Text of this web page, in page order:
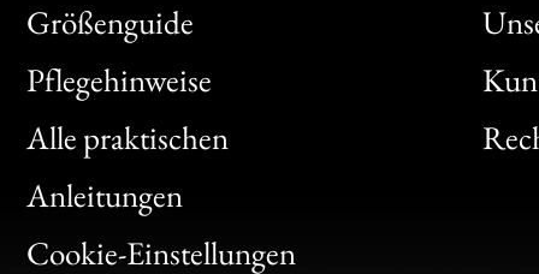
Größenguide
Pflegehinweise
Alle praktischen
Anleitungen
Cookie-Einstellungen
Bon
Clic